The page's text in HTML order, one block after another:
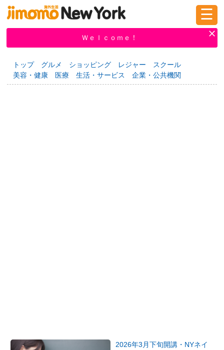
新規登録
掲示板 タウン情報 教えて！
☰
Ｗｅｌｃｏｍｅ！
トップ グルメ ショッピング レジャー
スクール
美容・健康
医療 生活・サービス 企業・公共機関
2026年3月下旬開講・NYネイ